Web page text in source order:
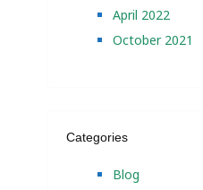
April 2022
October 2021
Categories
Blog